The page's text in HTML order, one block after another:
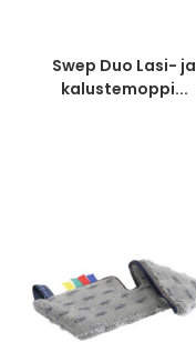
Swep Duo Lasi- ja
kalustemoppi...